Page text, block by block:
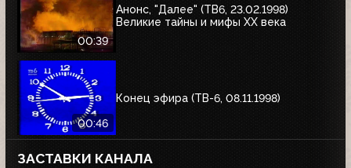
00:39
Анонс, "Далее" (ТВ6, 23.02.1998)
Великие тайны и мифы XX века
00:46
Конец эфира (ТВ-6, 08.11.1998)
ЗАСТАВКИ КАНАЛА